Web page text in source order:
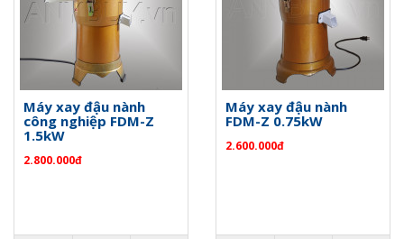
Máy xay đậu nành
công nghiệp FDM-Z
1.5kW
2.800.000đ
Máy xay đậu nành
FDM-Z 0.75kW
2.600.000đ